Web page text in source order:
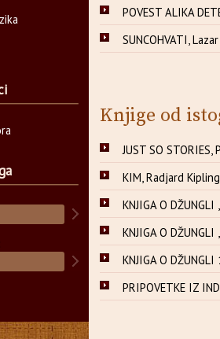
POVEST ALIKA
SUNCOHVATI,
Knjige od
JUST SO STORIES,
KIM, Radjard Kipling
KNJIGA O
KNJIGA O
KNJIGA O
PRIPOVETKE IZ